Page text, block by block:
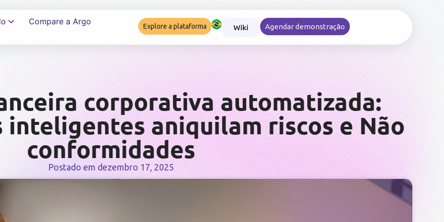
Compare a Argo
Explore a plataforma Wiki Agendar demonstração
corporativa automatizada:
inteligentes aniquilam riscos e Não
conformidades
Postado em dezembro 17, 2025